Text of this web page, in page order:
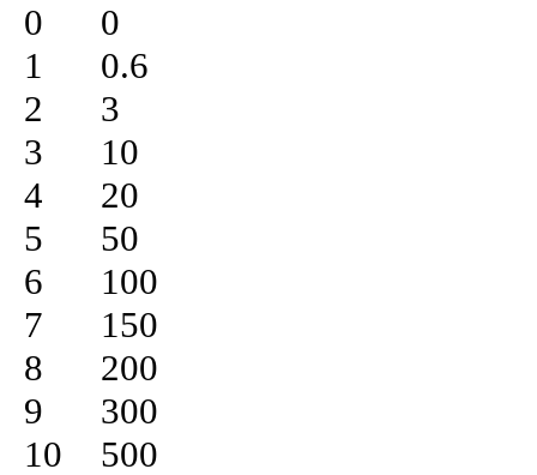
0	0
1	0.6
2	3
3	10
4	20
5	50
6	100
7	150
8	200
9	300
10	500